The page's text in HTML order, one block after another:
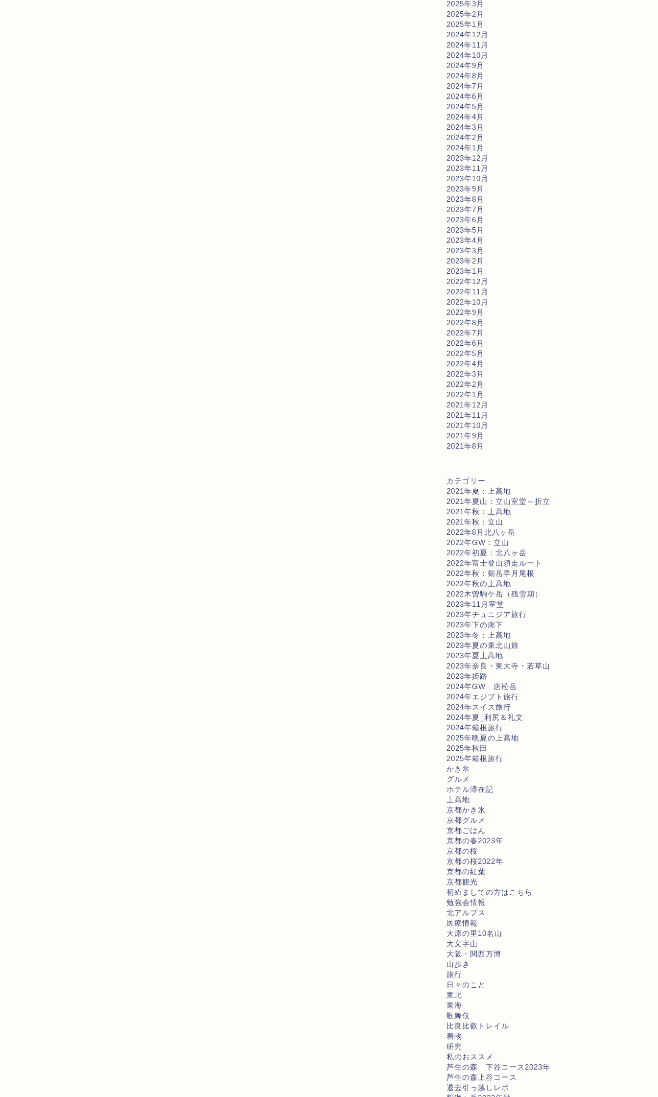
2025年3月
2025年2月
2025年1月
2024年12月
2024年11月
2024年10月
2024年9月
2024年8月
2024年7月
2024年6月
2024年5月
2024年4月
2024年3月
2024年2月
2024年1月
2023年12月
2023年11月
2023年10月
2023年9月
2023年8月
2023年7月
2023年6月
2023年5月
2023年4月
2023年3月
2023年2月
2023年1月
2022年12月
2022年11月
2022年10月
2022年9月
2022年8月
2022年7月
2022年6月
2022年5月
2022年4月
2022年3月
2022年2月
2022年1月
2021年12月
2021年11月
2021年10月
2021年9月
2021年8月
カテゴリー
2021年夏：上高地
2021年夏山：立山室堂～折立
2021年秋：上高地
2021年秋：立山
2022年8月北八ヶ岳
2022年GW：立山
2022年初夏：北八ヶ岳
2022年富士登山須走ルート
2022年秋：剱岳早月尾根
2022年秋の上高地
2022木曽駒ケ岳（残雪期）
2023年11月室堂
2023年チュニジア旅行
2023年下の廊下
2023年冬：上高地
2023年夏の東北山旅
2023年夏上高地
2023年奈良・東大寺・若草山
2023年姫路
2024年GW 唐松岳
2024年エジプト旅行
2024年スイス旅行
2024年夏_利尻＆礼文
2024年箱根旅行
2025年晩夏の上高地
2025年秋田
2025年箱根旅行
かき氷
グルメ
ホテル滞在記
上高地
京都かき氷
京都グルメ
京都ごはん
京都の春2023年
京都の桜
京都の桜2022年
京都の紅葉
京都観光
初めましての方はこちら
勉強会情報
北アルプス
医療情報
大原の里10名山
大文字山
大阪・関西万博
山歩き
旅行
日々のこと
東北
東海
歌舞伎
比良比叡トレイル
着物
研究
私のおススメ
芦生の森 下谷コース2023年
芦生の森上谷コース
退去引っ越しレポ